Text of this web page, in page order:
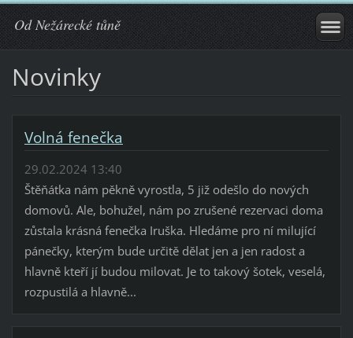
Od Nežárecké tůně
Novinky
Volná fenečka
29.02.2024 13:40
Štěňátka nám pěkně vyrostla, 5 již odešlo do nových
domovů. Ale, bohužel, nám po zrušené rezervaci doma
zůstala krásná fenečka Iruška. Hledáme pro ní milující
pánečky, kterým bude určitě dělat jen a jen radost a
hlavně kteří jí budou milovat. Je to takový šotek, veselá,
rozpustilá a hlavně...